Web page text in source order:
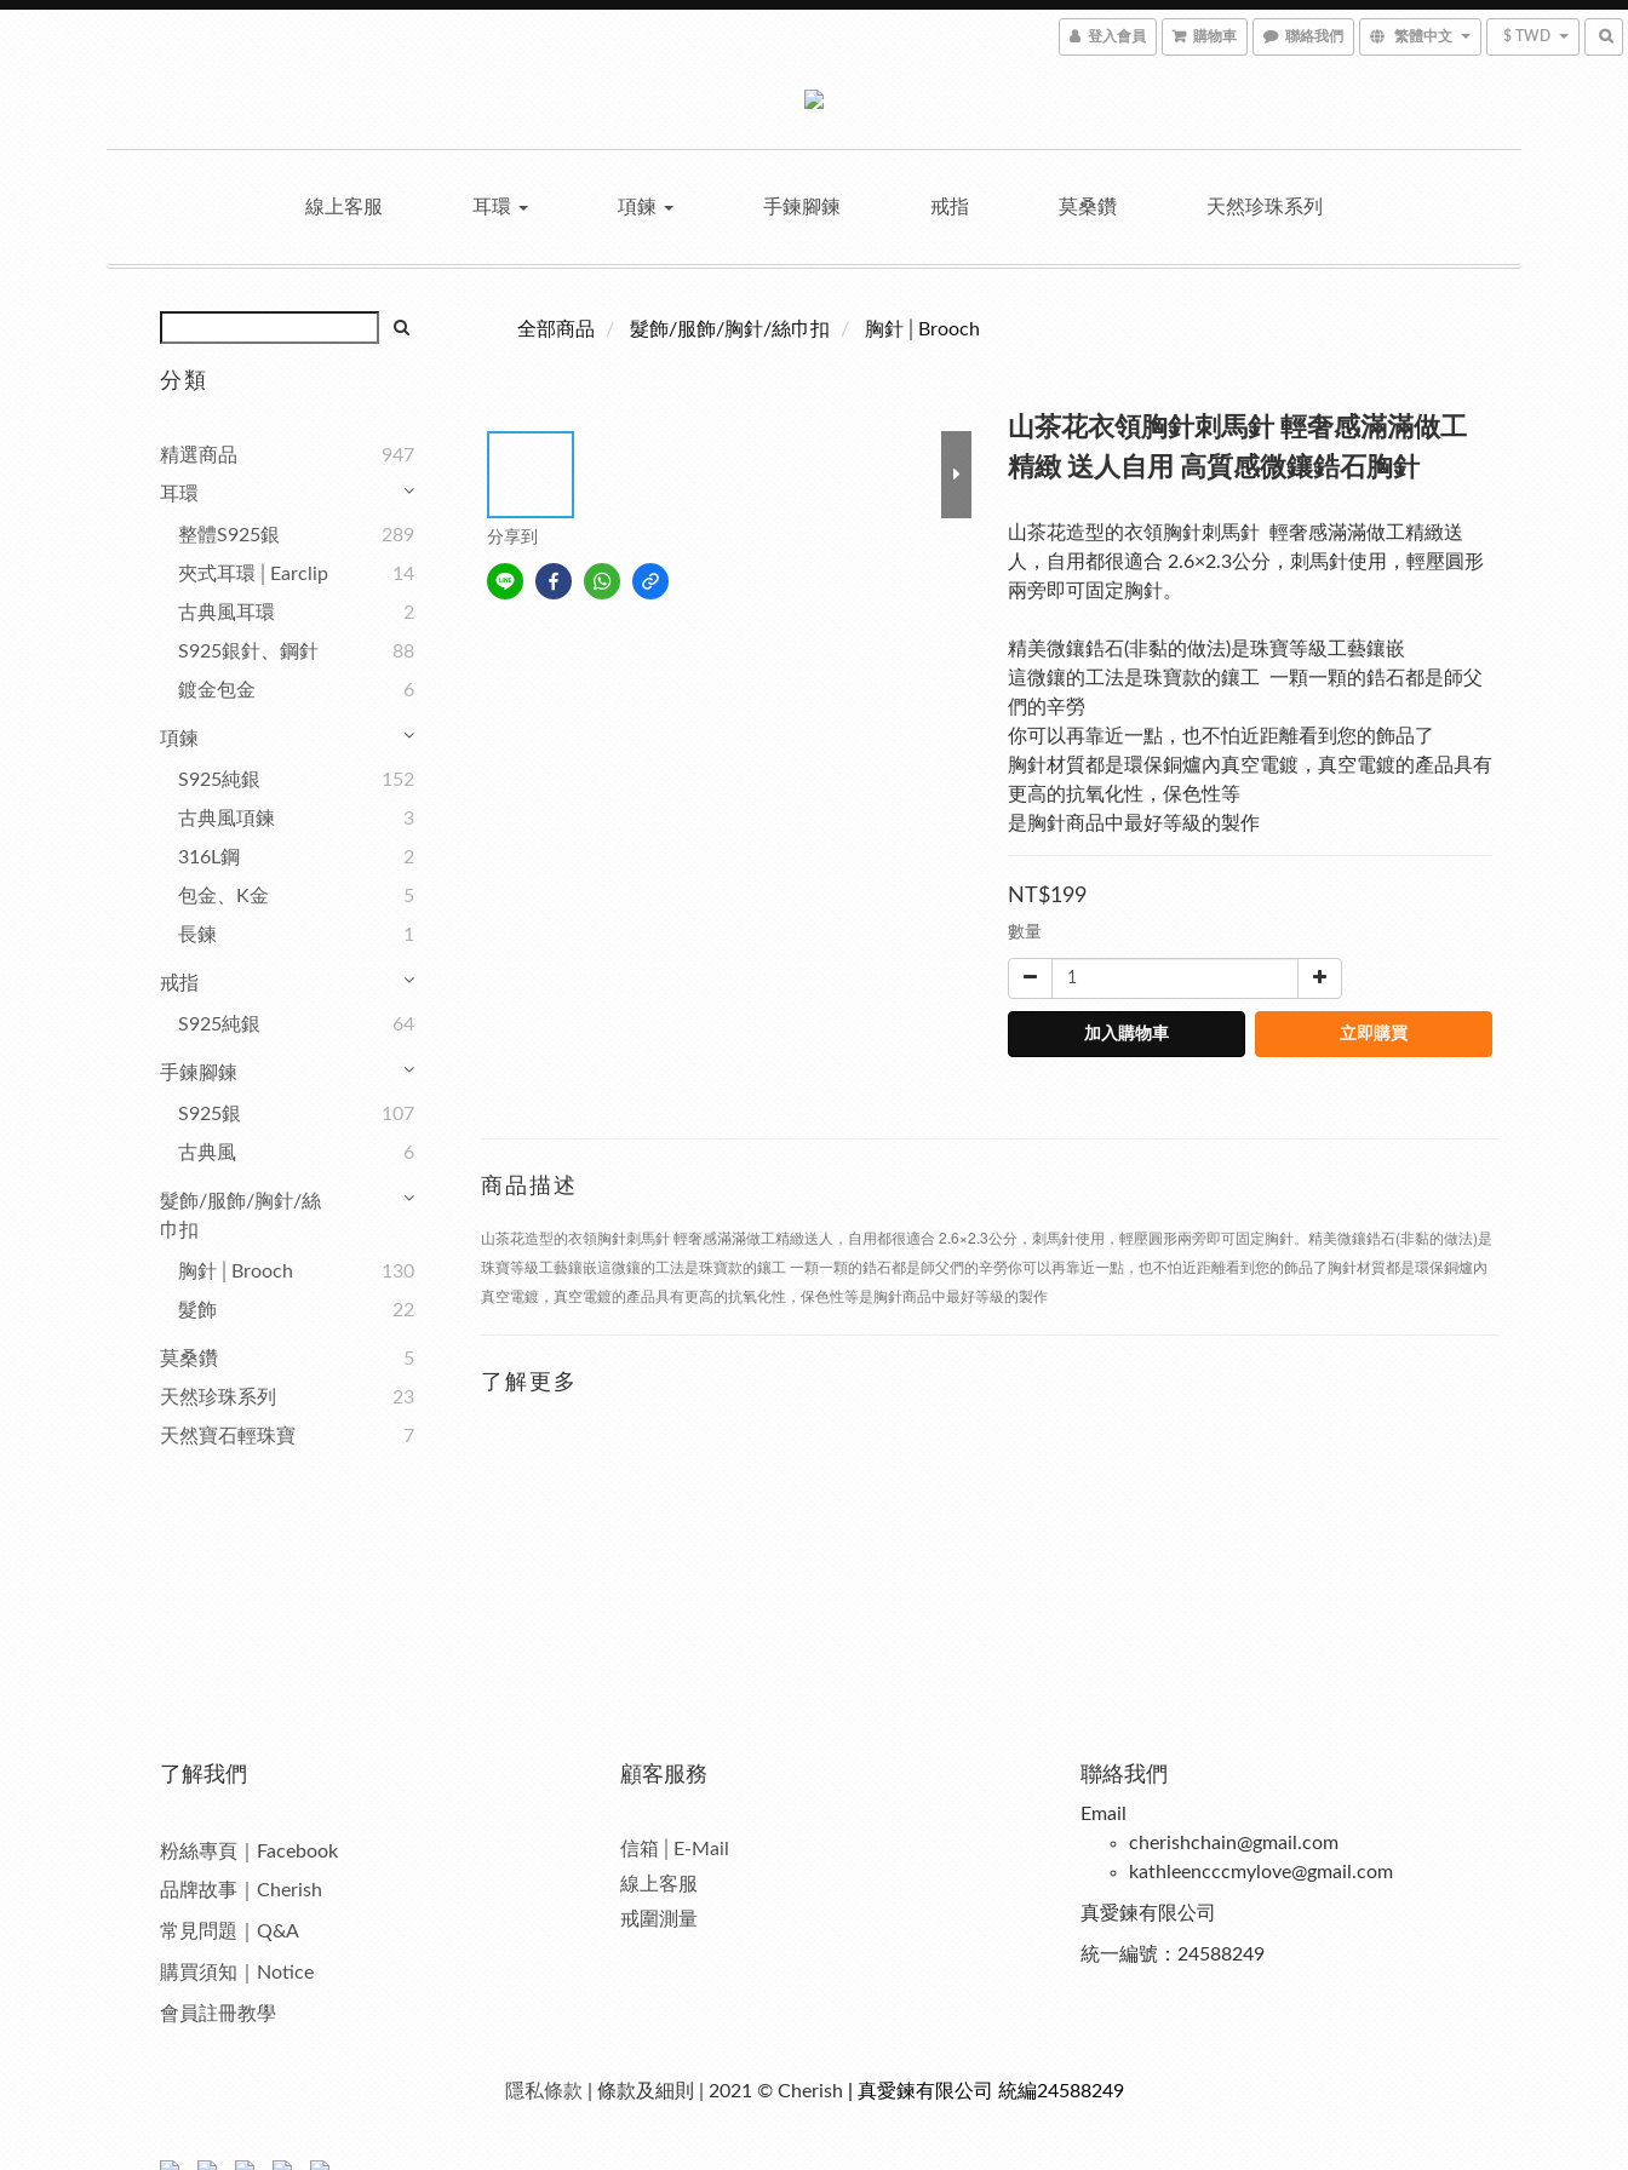
登入會員 購物車 聯絡我們 繁體中文 $ TWD
線上客服 耳環 項鍊 手鍊腳鍊 戒指 莫桑鑽 天然珍珠系列
分類
精選商品
947
耳環
整體S925銀
289
夾式耳環│Earclip
14
古典風耳環
2
S925銀針、鋼針
88
鍍金包金
6
項鍊
S925純銀
152
古典風項鍊
3
316L鋼
2
包金、K金
5
長鍊
1
戒指
S925純銀 64
手鍊腳鍊
S925銀
107
古典風
6
髮飾/服飾/胸針/絲
巾扣
胸針│Brooch
130
髮飾
22
莫桑鑽
5
天然珍珠系列
23
天然寶石輕珠寶
7
全部商品 髮飾/服飾/胸針/絲巾扣 胸針│Brooch
分享到
山茶花衣領胸針刺馬針 輕奢感滿滿做工
精緻 送人自用 高質感微鑲鋯石胸針
山茶花造型的衣領胸針刺馬針  輕奢感滿滿做工精緻送
人，自用都很適合 2.6×2.3公分，刺馬針使用，輕壓圓形
兩旁即可固定胸針。
精美微鑲鋯石(非黏的做法)是珠寶等級工藝鑲嵌
這微鑲的工法是珠寶款的鑲工  一顆一顆的鋯石都是師父
們的辛勞
你可以再靠近一點，也不怕近距離看到您的飾品了
胸針材質都是環保銅爐內真空電鍍，真空電鍍的產品具有
更高的抗氧化性，保色性等
是胸針商品中最好等級的製作
NT$199
數量
加入購物車 立即購買
商品描述
山茶花造型的衣領胸針刺馬針 輕奢感滿滿做工精緻送人，自用都很適合 2.6×2.3公分，刺馬針使用，輕壓圓形兩旁即可固定胸針。精美微鑲鋯石(非黏的做法)是
珠寶等級工藝鑲嵌這微鑲的工法是珠寶款的鑲工 一顆一顆的鋯石都是師父們的辛勞你可以再靠近一點，也不怕近距離看到您的飾品了胸針材質都是環保銅爐內
真空電鍍，真空電鍍的產品具有更高的抗氧化性，保色性等是胸針商品中最好等級的製作
了解更多
了解我們
粉絲專頁｜Facebook
品牌故事｜Cherish
常見問題｜Q&A
購買須知｜Notice
會員註冊教學
顧客服務
信箱│E-Mail
線上客服
戒圍測量
聯絡我們
Email
cherishchain@gmail.com
kathleencccmylove@gmail.com
真愛鍊有限公司
統一編號：24588249
隱私條款 | 條款及細則 | 2021 © Cherish | 真愛鍊有限公司 統編24588249